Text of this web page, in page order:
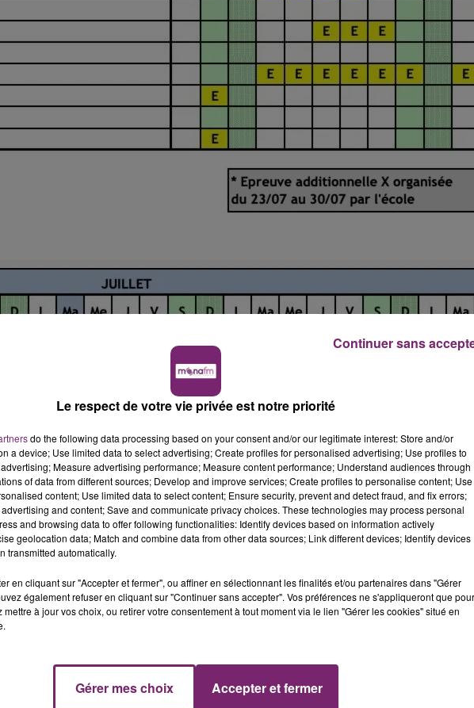
Le respect de votre vie privée est notre priorité
do the following data processing based on your consent and/or our legitimate interest: Store and/or
a device; Use limited data to select advertising; Create profiles for personalised advertising; Use profiles to
Measure advertising performance; Measure content performance; Understand audiences through
of data from different sources; Develop and improve services; Create profiles to personalise content; Use
content; Use limited data to select content; Ensure security, prevent and detect fraud, and fix errors;
and content; Save and communicate privacy choices. These technologies may process personal
and browsing data to offer following functionalities: Identify devices based on information actively
geolocation data; Match and combine data from other data sources; Link different devices; Identify devices
transmitted automatically.
en cliquant sur "Accepter et fermer", ou affiner en sélectionnant les finalités et/ou partenaires dans "Gérer
également refuser en cliquant sur "Continuer sans accepter". Vos préférences ne s'appliqueront que pour
mettre à jour vos choix, ou retirer votre consentement à tout moment via le lien "Gérer les cookies" situé en
Gérer mes choix Accepter et fermer
Continuer sans